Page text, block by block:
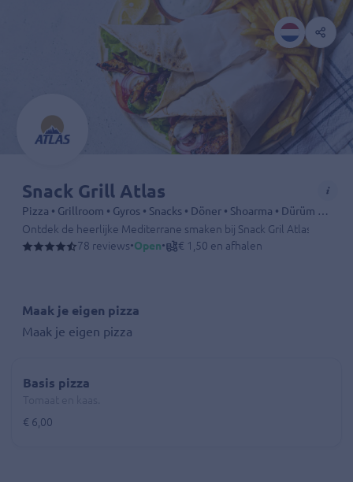
Snack Grill Atlas
Pizza • Grillroom • Gyros • Snacks • Döner • Shoarma • Dürüm • Mediterraans • Kebab
Ontdek de heerlijke Mediterrane smaken bij Snack Gril Atlas in
78 reviews•Open• € 1,50 en afhalen
Maak je eigen pizza
Maak je eigen pizza
Basis pizza
€ 6,00